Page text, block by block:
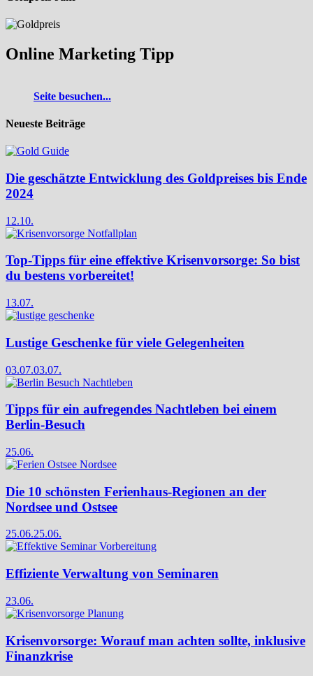
Online Marketing Tipp
Seite besuchen...
Neueste Beiträge
Die geschätzte Entwicklung des Goldpreises bis Ende
2024
12.10.
Top-Tipps für eine effektive Krisenvorsorge: So bist
du bestens vorbereitet!
13.07.
Lustige Geschenke für viele Gelegenheiten
03.07.03.07.
Tipps für ein aufregendes Nachtleben bei einem
Berlin-Besuch
25.06.
Die 10 schönsten Ferienhaus-Regionen an der
Nordsee und Ostsee
25.06.25.06.
Effiziente Verwaltung von Seminaren
23.06.
Krisenvorsorge: Worauf man achten sollte, inklusive
Finanzkrise